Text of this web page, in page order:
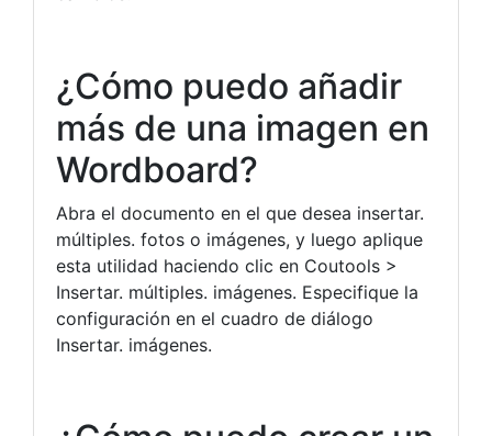
¿Cómo puedo añadir
más de una imagen en
Wordboard?
Abra el documento en el que desea insertar.
múltiples. fotos o imágenes, y luego aplique
esta utilidad haciendo clic en Coutools >
Insertar. múltiples. imágenes. Especifique la
configuración en el cuadro de diálogo
Insertar. imágenes.